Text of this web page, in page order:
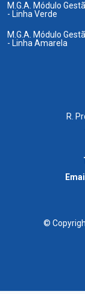
M.G.A. Módulo
- Linha Verde
M.G.A. Módulo
- Linha Amarela
R.
©